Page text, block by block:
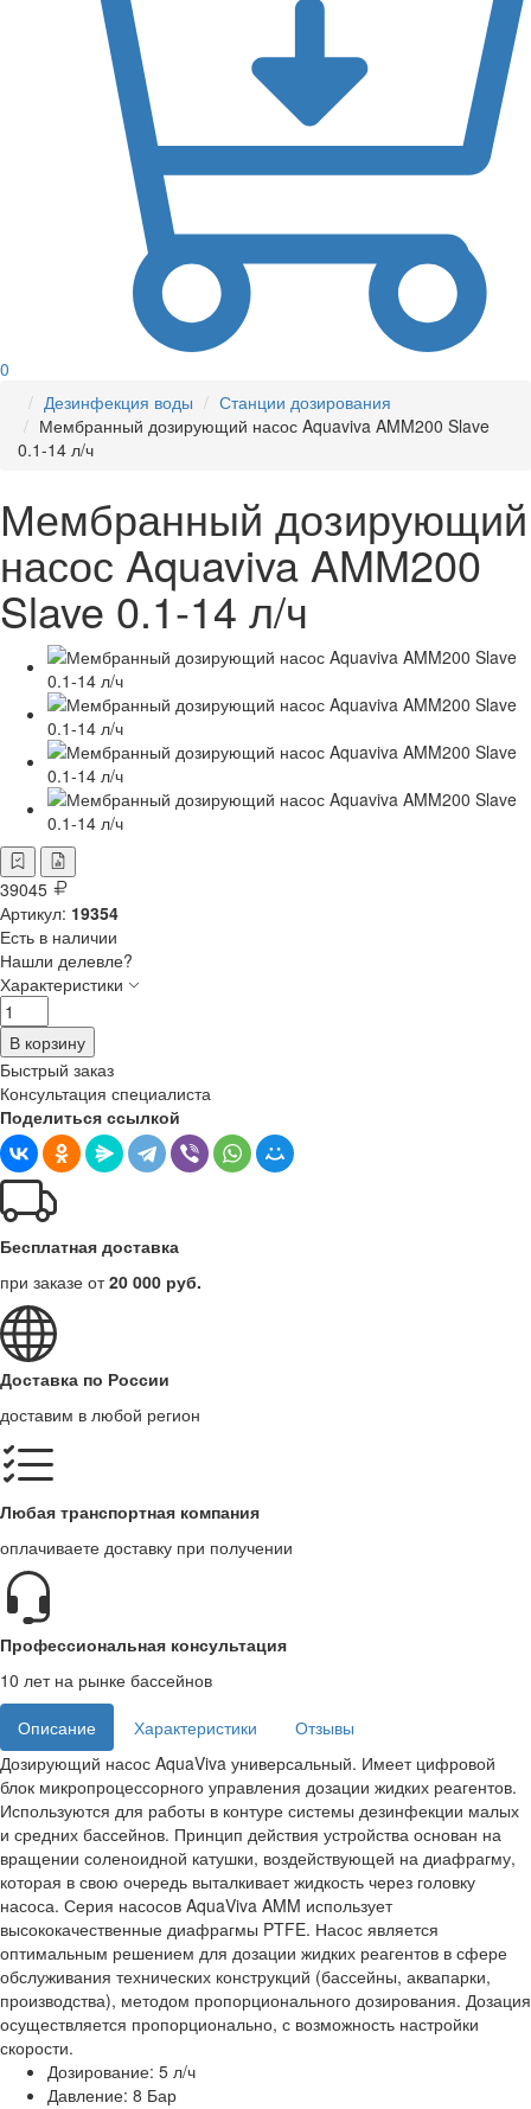
0
Дезинфекция воды
Станции дозирования
Мембранный дозирующий насос Aquaviva AMM200 Slave
0.1-14 л/ч
Мембранный дозирующий
насос Aquaviva AMM200
Slave 0.1-14 л/ч
39045
Артикул: 19354
Есть в наличии
Нашли делевле?
Характеристики
В корзину
Быстрый заказ
Консультация специалиста
Поделиться ссылкой
Бесплатная доставка
при заказе от20 000 руб.
Доставка по России
доставим в любой регион
Любая транспортная компания
оплачиваете доставку при получении
Профессиональная консультация
10 лет на рынке бассейнов
Описание
Характеристики
Отзывы
Дозирующий насос AquaViva универсальный. Имеет цифровой
блок микропроцессорного управления дозации жидких реагентов.
Используются для работы в контуре системы дезинфекции малых
и средних бассейнов. Принцип действия устройства основан на
вращении соленоидной катушки, воздействующей на диафрагму,
которая в свою очередь выталкивает жидкость через головку
насоса. Серия насосов AquaViva AMM использует
высококачественные диафрагмы PTFE. Насос является
оптимальным решением для дозации жидких реагентов в сфере
обслуживания технических конструкций (бассейны, аквапарки,
производства), методом пропорционального дозирования. Дозация
осуществляется пропорционально, с возможность настройки
скорости.
Дозирование: 5 л/ч
Давление: 8 Бар